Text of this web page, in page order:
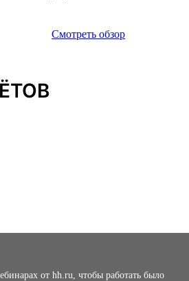
Смотреть обзор
от hh.ru, чтобы работать было